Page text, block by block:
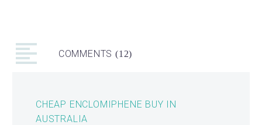
COMMENTS(12)
CHEAP ENCLOMIPHENE BUY IN
AUSTRALIA